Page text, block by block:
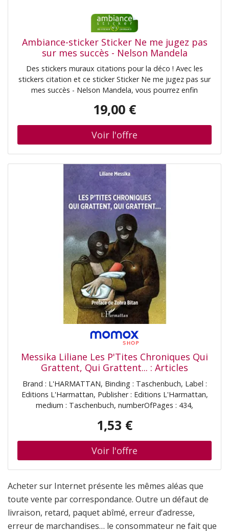
Ambiance-sticker Sticker Ne me jugez pas
sur mes succès - Nelson Mandela
Des stickers muraux citations pour la déco ! Avec les
stickers citation et ce sticker Sticker Ne me jugez pas sur
mes succès - Nelson Mandela, vous pourrez enfin
aide ! Où coller cet autocollant déco ? Ces stickers
19,00 €
Messika Liliane Les P'Tites Chroniques Qui
Grattent, Qui Grattent... : Articles
Politiquement Incorrects Publiés Sur
Internet Entre Le 1er Août 2018 Et Le 30
Août 2019
Brand : L'HARMATTAN, Binding : Taschenbuch, Label :
Editions L'Harmattan, Publisher : Editions L'Harmattan,
medium : Taschenbuch, numberOfPages : 434,
authors : Messika Liliane, ISBN : 2343189420
1,53 €
Acheter sur Internet présente les mêmes aléas que
toute vente par correspondance. Outre un défaut de
livraison, retard, paquet abîmé, erreur d’adresse,
erreur de marchandises… le consommateur ne fait que